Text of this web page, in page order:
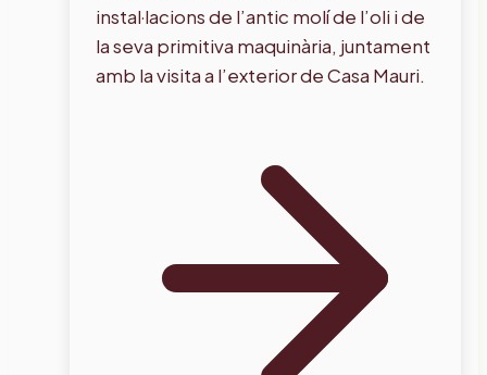
instal·lacions de l’antic molí de l’oli i de
la seva primitiva maquinària, juntament
amb la visita a l’exterior de Casa Mauri.